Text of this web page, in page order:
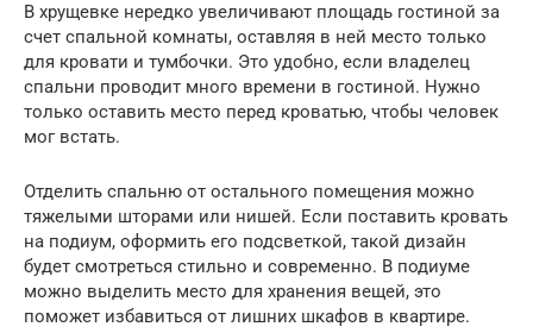
В хрущевке нередко увеличивают площадь гостиной за
счет спальной комнаты, оставляя в ней место только
для кровати и тумбочки. Это удобно, если владелец
спальни проводит много времени в гостиной. Нужно
только оставить место перед кроватью, чтобы человек
мог встать.
Отделить спальню от остального помещения можно
тяжелыми шторами или нишей. Если поставить кровать
на подиум, оформить его подсветкой, такой дизайн
будет смотреться стильно и современно. В подиуме
можно выделить место для хранения вещей, это
поможет избавиться от лишних шкафов в квартире.